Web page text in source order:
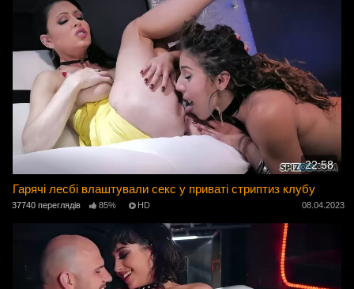
22:58
Гарячі лесбі влаштували секс у приваті стриптиз клубу
37740 переглядів 85% HD 08.04.2023